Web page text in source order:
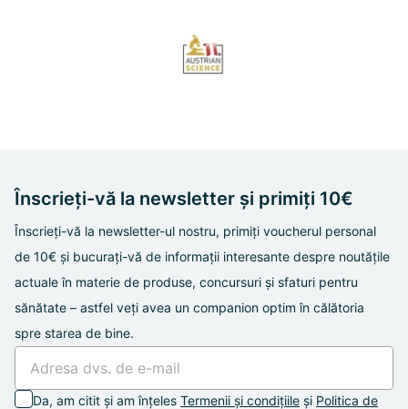
Înscrieți-vă la newsletter și primiți 10€
Înscrieți-vă la newsletter-ul nostru, primiți voucherul personal
de 10€ și bucurați-vă de informații interesante despre noutățile
actuale în materie de produse, concursuri și sfaturi pentru
sănătate – astfel veți avea un companion optim în călătoria
spre starea de bine.
Da, am citit și am înțeles Termenii și condițiile și Politica de